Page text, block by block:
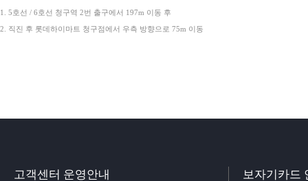
1. 5호선 / 6호선 청구역 2번 출구에서 197m 이동 후
2. 직진 후 롯데하이마트 청구점에서 우측 방향으로 75m 이동
고객센터 운영안내 보자기카드